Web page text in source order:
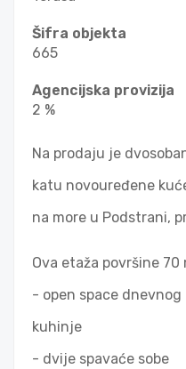
Šifra objekta
665
Agencijska provizija
2 %
Na prodaju je
katu novouređene
na more u Podstrani,
Ova etaža površine 70
- open space
kuhinje
- dvije spavaće sobe